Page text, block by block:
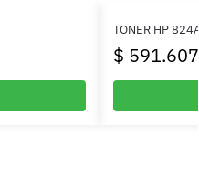
TONER HP
$ 591.607